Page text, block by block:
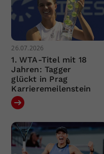
26.07.2026
1. WTA-Titel mit 18
Jahren: Tagger
glückt in Prag
Karrieremeilenstein